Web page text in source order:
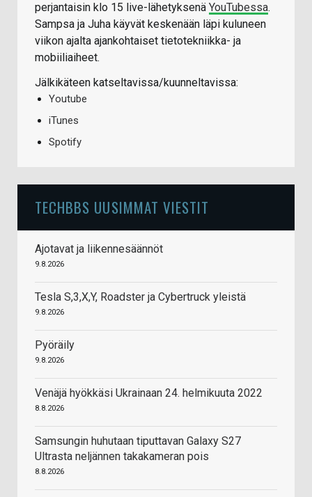
perjantaisin klo 15 live-lähetyksenä YouTubessa.
Sampsa ja Juha käyvät keskenään läpi kuluneen
viikon ajalta ajankohtaiset tietotekniikka- ja
mobiiliaiheet.
Jälkikäteen katseltavissa/kuunneltavissa:
Youtube
iTunes
Spotify
TECHBBS UUSIMMAT VIESTIT
Ajotavat ja liikennesäännöt
9.8.2026
Tesla S,3,X,Y, Roadster ja Cybertruck yleistä
9.8.2026
Pyöräily
9.8.2026
Venäjä hyökkäsi Ukrainaan 24. helmikuuta 2022
8.8.2026
Samsungin huhutaan tiputtavan Galaxy S27
Ultrasta neljännen takakameran pois
8.8.2026